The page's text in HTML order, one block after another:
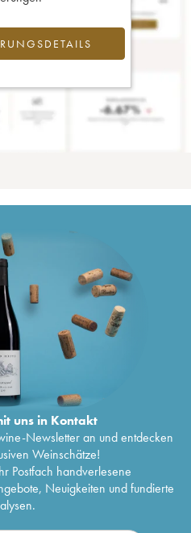
uns in Kontakt
Newsletter an und entdecken
Weinschätze!
Postfach handverlesene
Neuigkeiten und fundierte